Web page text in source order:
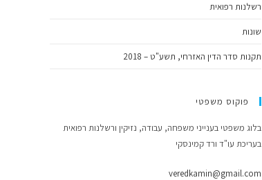
רשלנות רפואית
שונות
תקנות סדר הדין האזרחי, תשע"ט – 2018
פוקוס משפטי
בלוג משפטי בענייני משפחה, עבודה, נזיקין ורשלנות רפואית
בעריכת עו"ד ורד קמינסקי
veredkamin@gmail.com